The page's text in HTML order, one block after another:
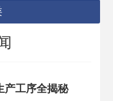
产工序全揭秘